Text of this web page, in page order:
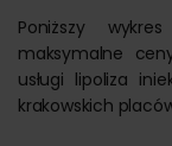
Poniższy
maksymalne
usługi lipoliza
krakowskich